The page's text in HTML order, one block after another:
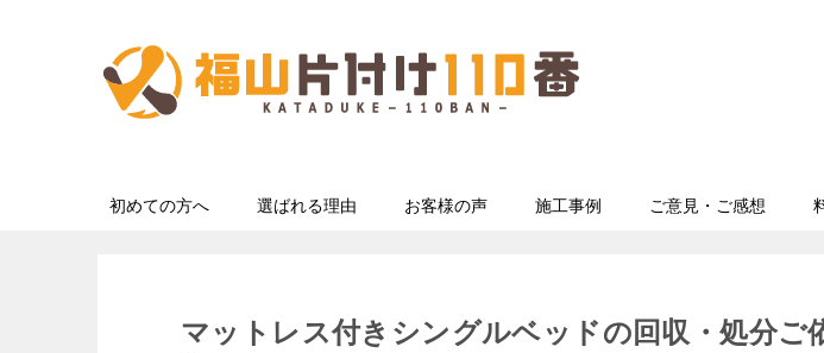
初めての方へ 選ばれる理由 お客様の声 施工事例 ご意見・ご感想
マットレス付きシングルベッドの回収・処分